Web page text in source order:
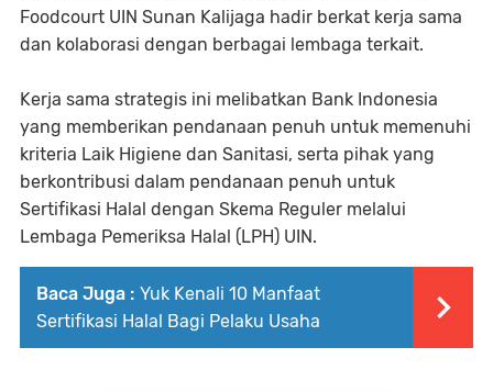
Foodcourt UIN Sunan Kalijaga hadir berkat kerja sama
dan kolaborasi dengan berbagai lembaga terkait.
Kerja sama strategis ini melibatkan Bank Indonesia
yang memberikan pendanaan penuh untuk memenuhi
kriteria Laik Higiene dan Sanitasi, serta pihak yang
berkontribusi dalam pendanaan penuh untuk
Sertifikasi Halal dengan Skema Reguler melalui
Lembaga Pemeriksa Halal (LPH) UIN.
Baca Juga : Yuk Kenali 10 Manfaat
Sertifikasi Halal Bagi Pelaku Usaha